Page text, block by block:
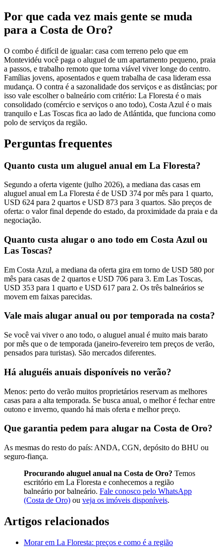
Por que cada vez mais gente se muda
para a Costa de Oro?
O combo é difícil de igualar: casa com terreno pelo que em
Montevidéu você paga o aluguel de um apartamento pequeno, praia
a passos, e trabalho remoto que torna viável viver longe do centro.
Famílias jovens, aposentados e quem trabalha de casa lideram essa
mudança. O contra é a sazonalidade dos serviços e as distâncias; por
isso vale escolher o balneário com critério: La Floresta é o mais
consolidado (comércio e serviços o ano todo), Costa Azul é o mais
tranquilo e Las Toscas fica ao lado de Atlántida, que funciona como
polo de serviços da região.
Perguntas frequentes
Quanto custa um aluguel anual em La Floresta?
Segundo a oferta vigente (julho 2026), a mediana das casas em
aluguel anual em La Floresta é de USD 374 por mês para 1 quarto,
USD 624 para 2 quartos e USD 873 para 3 quartos. São preços de
oferta: o valor final depende do estado, da proximidade da praia e da
negociação.
Quanto custa alugar o ano todo em Costa Azul ou
Las Toscas?
Em Costa Azul, a mediana da oferta gira em torno de USD 580 por
mês para casas de 2 quartos e USD 706 para 3. Em Las Toscas,
USD 353 para 1 quarto e USD 617 para 2. Os três balneários se
movem em faixas parecidas.
Vale mais alugar anual ou por temporada na costa?
Se você vai viver o ano todo, o aluguel anual é muito mais barato
por mês que o de temporada (janeiro-fevereiro tem preços de verão,
pensados para turistas). São mercados diferentes.
Há aluguéis anuais disponíveis no verão?
Menos: perto do verão muitos proprietários reservam as melhores
casas para a alta temporada. Se busca anual, o melhor é fechar entre
outono e inverno, quando há mais oferta e melhor preço.
Que garantia pedem para alugar na Costa de Oro?
As mesmas do resto do país: ANDA, CGN, depósito do BHU ou
seguro-fiança.
Procurando aluguel anual na Costa de Oro? Temos
escritório em La Floresta e conhecemos a região
balneário por balneário. Fale conosco pelo WhatsApp
(Costa de Oro) ou veja os imóveis disponíveis.
Artigos relacionados
Morar em La Floresta: preços e como é a região